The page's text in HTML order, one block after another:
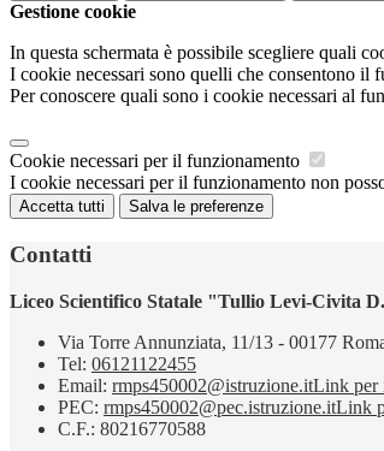
Gestione cookie
In questa schermata è possibile scegliere quali
I cookie necessari sono quelli che consentono il
Per conoscere quali sono i cookie necessari al
Cookie necessari per il funzionamento
I cookie necessari per il funzionamento non
Accetta tutti Salva le preferenze
Contatti
Liceo Scientifico Statale "Tullio Levi-Civita
Via Torre Annunziata, 11/13 - 00177
Tel: 06121122455
Email: rmps450002@istruzione.itLink per
PEC: rmps450002@pec.istruzione.itLink
C.F.: 80216770588